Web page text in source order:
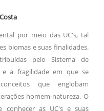
por meio das UC's, tal
biomas e suas finalidades.
pelo Sistema de
e a fragilidade em que se
que englobam
homem-natureza. O
conhecer as UC's e suas